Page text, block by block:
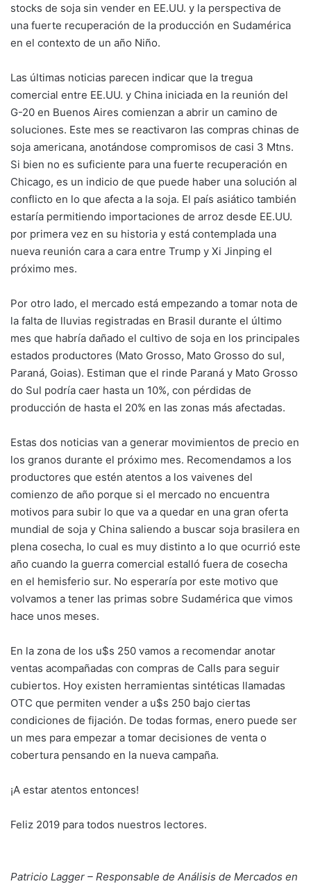
stocks de soja sin vender en EE.UU. y la perspectiva de
una fuerte recuperación de la producción en Sudamérica
en el contexto de un año Niño.
Las últimas noticias parecen indicar que la tregua
comercial entre EE.UU. y China iniciada en la reunión del
G-20 en Buenos Aires comienzan a abrir un camino de
soluciones. Este mes se reactivaron las compras chinas de
soja americana, anotándose compromisos de casi 3 Mtns.
Si bien no es suficiente para una fuerte recuperación en
Chicago, es un indicio de que puede haber una solución al
conflicto en lo que afecta a la soja. El país asiático también
estaría permitiendo importaciones de arroz desde EE.UU.
por primera vez en su historia y está contemplada una
nueva reunión cara a cara entre Trump y Xi Jinping el
próximo mes.
Por otro lado, el mercado está empezando a tomar nota de
la falta de lluvias registradas en Brasil durante el último
mes que habría dañado el cultivo de soja en los principales
estados productores (Mato Grosso, Mato Grosso do sul,
Paraná, Goias). Estiman que el rinde Paraná y Mato Grosso
do Sul podría caer hasta un 10%, con pérdidas de
producción de hasta el 20% en las zonas más afectadas.
Estas dos noticias van a generar movimientos de precio en
los granos durante el próximo mes. Recomendamos a los
productores que estén atentos a los vaivenes del
comienzo de año porque si el mercado no encuentra
motivos para subir lo que va a quedar en una gran oferta
mundial de soja y China saliendo a buscar soja brasilera en
plena cosecha, lo cual es muy distinto a lo que ocurrió este
año cuando la guerra comercial estalló fuera de cosecha
en el hemisferio sur. No esperaría por este motivo que
volvamos a tener las primas sobre Sudamérica que vimos
hace unos meses.
En la zona de los u$s 250 vamos a recomendar anotar
ventas acompañadas con compras de Calls para seguir
cubiertos. Hoy existen herramientas sintéticas llamadas
OTC que permiten vender a u$s 250 bajo ciertas
condiciones de fijación. De todas formas, enero puede ser
un mes para empezar a tomar decisiones de venta o
cobertura pensando en la nueva campaña.
¡A estar atentos entonces!
Feliz 2019 para todos nuestros lectores.
Patricio Lagger – Responsable de Análisis de Mercados en